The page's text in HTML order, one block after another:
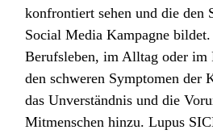
konfrontiert sehen und die den
Social Media Kampagne
Berufsleben, im Alltag oder im
den schweren Symptomen der
das Unverständnis und die
Mitmenschen hinzu. Lupus